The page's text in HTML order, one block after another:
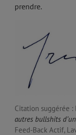
prendre.
Citation suggérée :
autres bullshits
Feed-Back Actif,